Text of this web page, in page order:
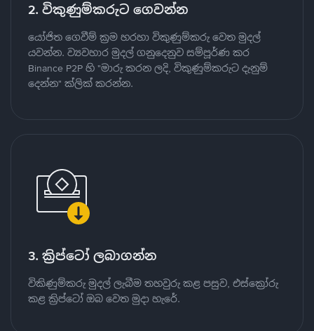
2. විකුණුම්කරුට ගෙවන්න
යෝජිත ගෙවීම් ක්‍රම හරහා විකුණුම්කරු වෙත මුදල්
යවන්න. ව්‍යවහාර මුදල් ගනුදෙනුව සම්පූර්ණ කර
Binance P2P හි "මාරු කරන ලදි, විකුණුම්කරුට දැනුම්
දෙන්න" ක්ලික් කරන්න.
3. ක්‍රිප්ටෝ ලබාගන්න
විකිණුම්කරු මුදල් ලැබීම තහවුරු කළ පසුව, එස්ක්‍රෝරු
කළ ක්‍රිප්ටෝ ඔබ වෙත මුදා හැරේ.